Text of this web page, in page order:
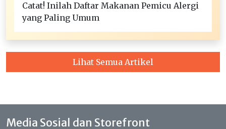
Catat! Inilah Daftar Makanan Pemicu Alergi
yang Paling Umum
Lihat Semua Artikel
Media Sosial dan Storefront